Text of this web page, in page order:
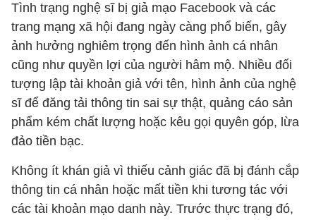
Tình trạng nghệ sĩ bị giả mạo Facebook và các
trang mạng xã hội đang ngày càng phổ biến, gây
ảnh hưởng nghiêm trọng đến hình ảnh cá nhân
cũng như quyền lợi của người hâm mộ. Nhiều đối
tượng lập tài khoản giả với tên, hình ảnh của nghệ
sĩ để đăng tải thông tin sai sự thật, quảng cáo sản
phẩm kém chất lượng hoặc kêu gọi quyên góp, lừa
đảo tiền bạc.
Không ít khán giả vì thiếu cảnh giác đã bị đánh cắp
thông tin cá nhân hoặc mất tiền khi tương tác với
các tài khoản mạo danh này. Trước thực trạng đó,